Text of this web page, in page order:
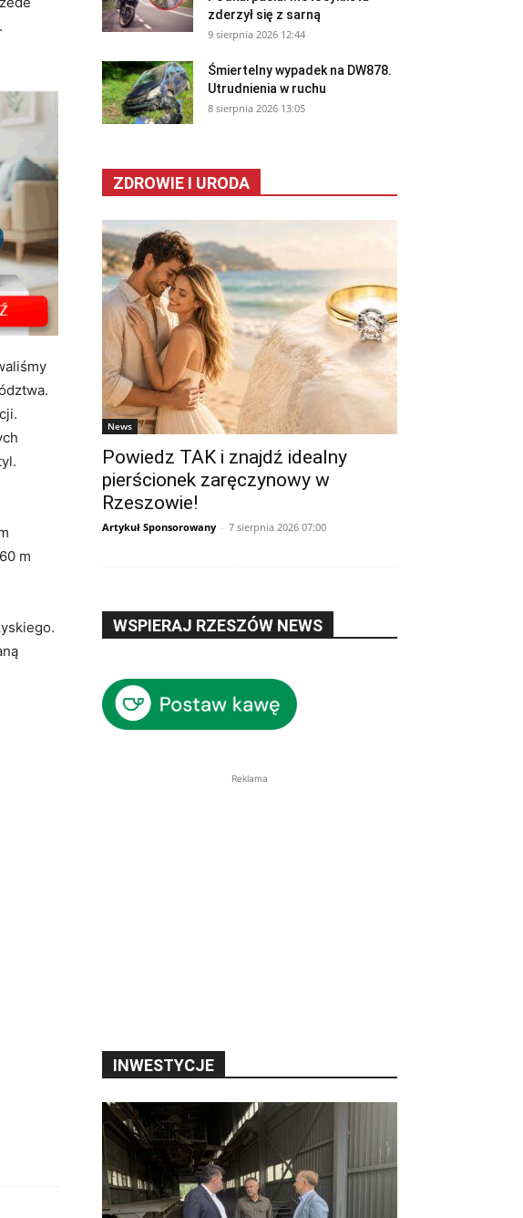
m
zderzył się z sarną
9 sierpnia 2026 12:44
Śmiertelny wypadek na DW878.
Utrudnienia w ruchu
8 sierpnia 2026 13:05
ZDROWIE I URODA
News
Powiedz TAK i znajdź idealny
pierścionek zaręczynowy w
Rzeszowie!
Artykuł Sponsorowany - 7 sierpnia 2026 07:00
WSPIERAJ RZESZÓW NEWS
Reklama
INWESTYCJE